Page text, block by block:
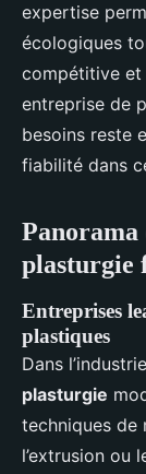
expertise
écologiques
compétitive et
entreprise de
besoins reste
fiabilité dans
Panorama
plasturgie
Entreprises
plastiques
Dans
plasturgie
techniques de
l’extrusion ou